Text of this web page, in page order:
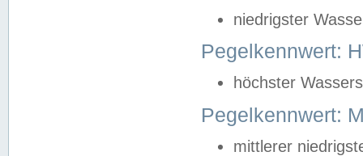
niedrigster
Pegelkennwert:
höchster
Pegelkennwert:
mittlerer